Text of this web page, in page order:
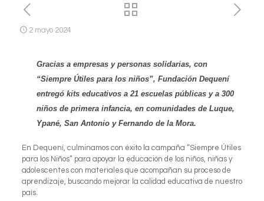
2 mayo 2024
Gracias a empresas y personas solidarias, con
“Siempre Útiles para los niños”, Fundación Dequení
entregó kits educativos a 21 escuelas públicas y a 300
niños de primera infancia, en comunidades de Luque,
Ypané, San Antonio y Fernando de la Mora.
En Dequení, culminamos con éxito la campaña “Siempre Útiles
para los Niños” para apoyar la educación de los niños, niñas y
adolescentes con materiales que acompañan su proceso de
aprendizaje, buscando mejorar la calidad educativa de nuestro
país.